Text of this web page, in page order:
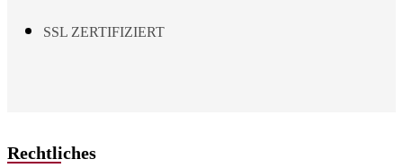
SSL ZERTIFIZIERT
Rechtliches